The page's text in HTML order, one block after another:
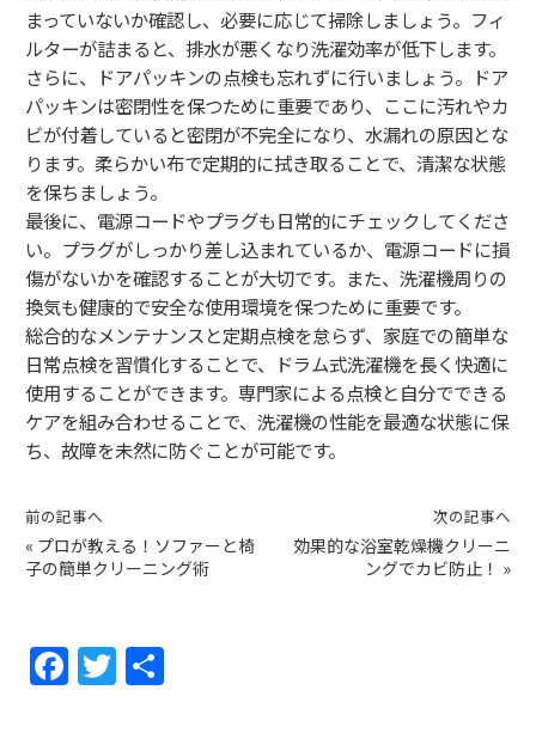
まっていないか確認し、必要に応じて掃除しましょう。フィ
ルターが詰まると、排水が悪くなり洗濯効率が低下します。
さらに、ドアパッキンの点検も忘れずに行いましょう。ドア
パッキンは密閉性を保つために重要であり、ここに汚れやカ
ビが付着していると密閉が不完全になり、水漏れの原因とな
ります。柔らかい布で定期的に拭き取ることで、清潔な状態
を保ちましょう。
最後に、電源コードやプラグも日常的にチェックしてくださ
い。プラグがしっかり差し込まれているか、電源コードに損
傷がないかを確認することが大切です。また、洗濯機周りの
換気も健康的で安全な使用環境を保つために重要です。
総合的なメンテナンスと定期点検を怠らず、家庭での簡単な
日常点検を習慣化することで、ドラム式洗濯機を長く快適に
使用することができます。専門家による点検と自分でできる
ケアを組み合わせることで、洗濯機の性能を最適な状態に保
ち、故障を未然に防ぐことが可能です。
前の記事へ
« プロが教える！ソファーと椅
子の簡単クリーニング術
次の記事へ
効果的な浴室乾燥機クリーニ
ングでカビ防止！ »
F
a
T
w